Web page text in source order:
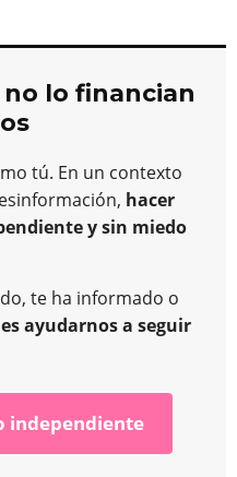
lo financian
tú. En un contexto
hacer
y sin miedo
te ha informado o
ayudarnos a seguir
independiente